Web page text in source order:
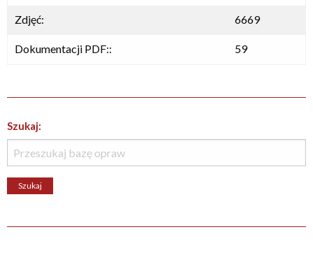
Zdjęć: 6669
Dokumentacji PDF:: 59
Szukaj: